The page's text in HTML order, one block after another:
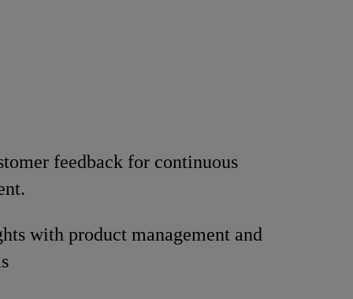
feedback for continuous
with product management and